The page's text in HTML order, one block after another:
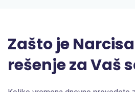
Zašto je
rešenje za Vaš